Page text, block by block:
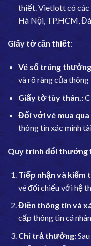
thiết. Vietlott có các
Hà Nội, TP.HCM,
Giấy tờ cần thiết:
Vé số trúng
và rõ ràng của thông
Giấy tờ tùy thân.:
Đối với vé mua
thông tin xác minh
Quy trình đổi thưởng
Tiếp nhận và kiểm
vé đối chiếu với hệ
Điền thông tin và
cấp thông tin cá
Chi trả thưởng: